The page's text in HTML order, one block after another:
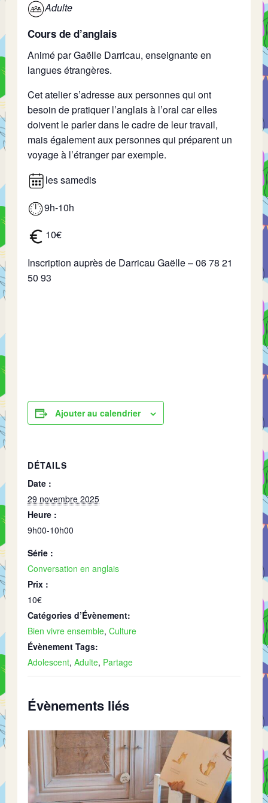
Adulte
Cours de d’anglais
Animé par Gaëlle Darricau, enseignante en
langues étrangères.
Cet atelier s’adresse aux personnes qui ont
besoin de pratiquer l’anglais à l’oral car elles
doivent le parler dans le cadre de leur travail,
mais également aux personnes qui préparent un
voyage à l’étranger par exemple.
les samedis
9h-10h
10€
Inscription auprès de Darricau Gaëlle – 06 78 21
50 93
Ajouter au calendrier
DÉTAILS
Date :
29 novembre 2025
Heure :
9h00-10h00
Série :
Conversation en anglais
Prix :
10€
Catégories d’Évènement:
Bien vivre ensemble,Culture
Évènement Tags:
Adolescent,Adulte, Partage
Évènements liés